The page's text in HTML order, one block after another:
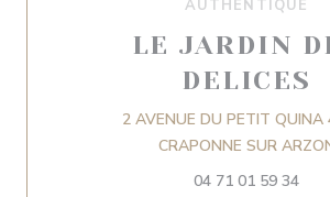
AUTHENTIQUE
LE JARDIN
DELICES
2 AVENUE DU PETIT QUINA
CRAPONNE SUR
04 71 01 59 34